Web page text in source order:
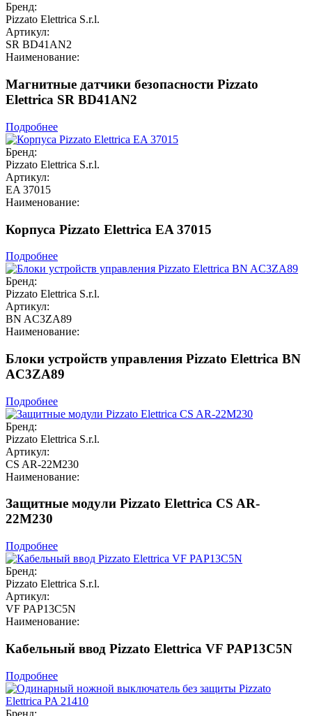
Бренд:
Pizzato Elettrica S.r.l.
Артикул:
SR BD41AN2
Наименование:
Магнитные датчики безопасности Pizzato
Elettrica SR BD41AN2
Подробнее
Бренд:
Pizzato Elettrica S.r.l.
Артикул:
EA 37015
Наименование:
Корпуса Pizzato Elettrica EA 37015
Подробнее
Бренд:
Pizzato Elettrica S.r.l.
Артикул:
BN AC3ZA89
Наименование:
Блоки устройств управления Pizzato Elettrica BN
AC3ZA89
Подробнее
Бренд:
Pizzato Elettrica S.r.l.
Артикул:
CS AR-22M230
Наименование:
Защитные модули Pizzato Elettrica CS AR-
22M230
Подробнее
Бренд:
Pizzato Elettrica S.r.l.
Артикул:
VF PAP13C5N
Наименование:
Кабельный ввод Pizzato Elettrica VF PAP13C5N
Подробнее
Бренд: